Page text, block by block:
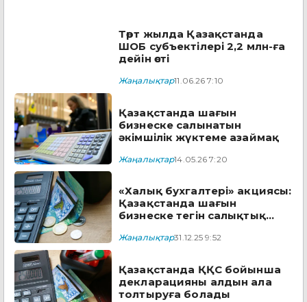
Төрт жылда Қазақстанда
ШОБ субъектілері 2,2 млн-ға
дейін өсті
Жаңалықтар11.06.26 7:10
Қазақстанда шағын
бизнеске салынатын
әкімшілік жүктеме азаймақ
Жаңалықтар14.05.26 7:20
«Халық бухгалтері» акциясы:
Қазақстанда шағын
бизнеске тегін салықтық
Жаңалықтар31.12.25 9:52
Қазақстанда ҚҚС бойынша
декларацияны алдын ала
толтыруға болады